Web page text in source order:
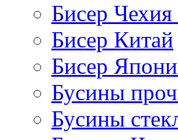
Бисер
Бисер Китай
Бисер
Бусины
Бусины